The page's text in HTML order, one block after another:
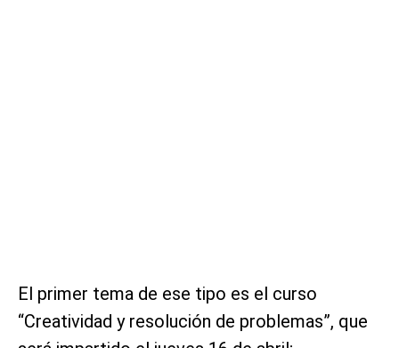
El primer tema de ese tipo es el curso
“Creatividad y resolución de problemas”, que